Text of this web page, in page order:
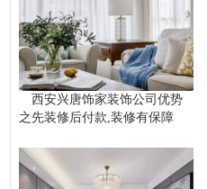
西安兴唐饰家装饰公司优势
之先装修后付款,装修有保障